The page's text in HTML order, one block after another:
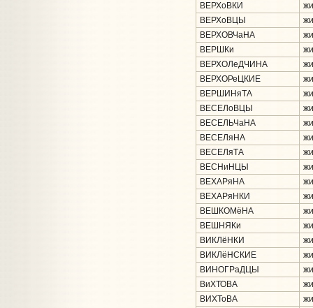
ВЕРХоВКИ
ВЕРХоВЦЫ
ВЕРХОВЧаНА
ВЕРШКи
ВЕРХОЛеДЧИНА
ВЕРХОРеЦКИЕ
ВЕРШИНяТА
ВЕСЕЛоВЦЫ
ВЕСЕЛЬЧаНА
ВЕСЕЛяНА
ВЕСЕЛяТА
ВЕСНиНЦЫ
ВЕХАРяНА
ВЕХАРяНКИ
ВЕШКОМёНА
ВЕШНЯКи
ВИКЛёНКИ
ВИКЛёНСКИЕ
ВИНОГРаДЦЫ
ВиХТОВА
ВИХТоВА